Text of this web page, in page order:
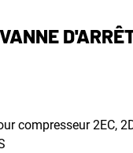
compresseur 2EC,